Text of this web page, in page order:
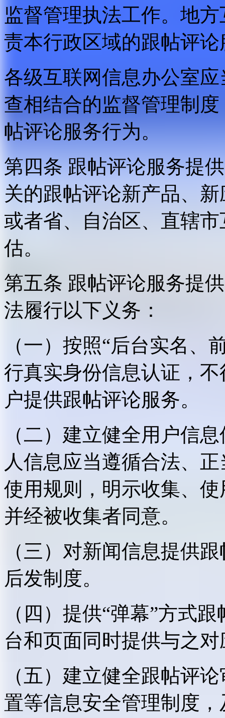
监督管理执法工作。地
责本行政区域的跟帖评
各级互联网信息办公室
查相结合的监督管理制
帖评论服务行为。
第四条 跟帖评论服务提
关的跟帖评论新产品、
或者省、自治区、直辖
估。
第五条 跟帖评论服务提
法履行以下义务：
（一）按照“后台实名、
行真实身份信息认证，
户提供跟帖评论服务。
（二）建立健全用户信
人信息应当遵循合法、
使用规则，明示收集、
并经被收集者同意。
（三）对新闻信息提供
后发制度。
（四）提供“弹幕”方式
台和页面同时提供与之
（五）建立健全跟帖评
置等信息安全管理制度